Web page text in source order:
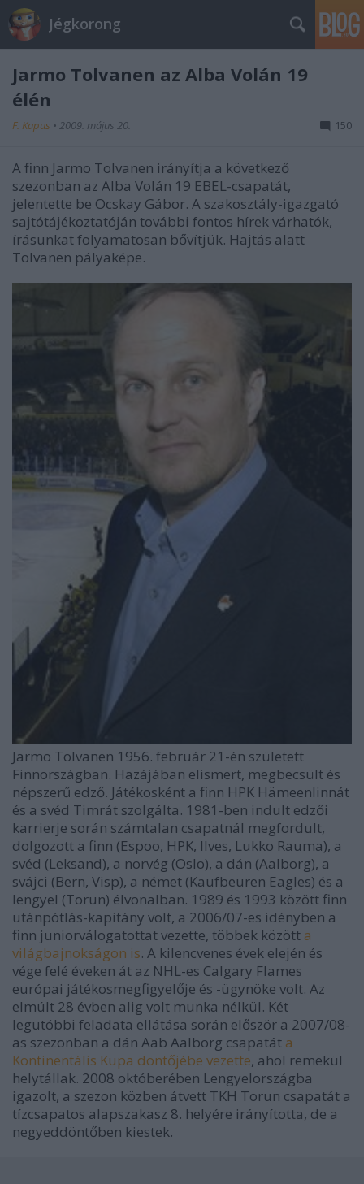
Jégkorong
Jarmo Tolvanen az Alba Volán 19
élén
F. Kapus • 2009. május 20. 150
A finn Jarmo Tolvanen irányítja a következő
szezonban az Alba Volán 19 EBEL-csapatát,
jelentette be Ocskay Gábor. A szakosztály-igazgató
sajtótájékoztatóján további fontos hírek várhatók,
írásunkat folyamatosan bővítjük. Hajtás alatt
Tolvanen pályaképe.
Jarmo Tolvanen 1956. február 21-én született
Finnországban. Hazájában elismert, megbecsült és
népszerű edző. Játékosként a finn HPK Hämeenlinnát
és a svéd Timrát szolgálta. 1981-ben indult edzői
karrierje során számtalan csapatnál megfordult,
dolgozott a finn (Espoo, HPK, Ilves, Lukko Rauma), a
svéd (Leksand), a norvég (Oslo), a dán (Aalborg), a
svájci (Bern, Visp), a német (Kaufbeuren Eagles) és a
lengyel (Torun) élvonalban. 1989 és 1993 között finn
utánpótlás-kapitány volt, a 2006/07-es idényben a
finn juniorválogatottat vezette, többek között a
világbajnokságon is. A kilencvenes évek elején és
vége felé éveken át az NHL-es Calgary Flames
európai játékosmegfigyelője és -ügynöke volt. Az
elmúlt 28 évben alig volt munka nélkül. Két
legutóbbi feladata ellátása során először a 2007/08-
as szezonban a dán Aab Aalborg csapatát a
Kontinentális Kupa döntőjébe vezette, ahol remekül
helytállak. 2008 októberében Lengyelországba
igazolt, a szezon közben átvett TKH Torun csapatát a
tízcsapatos alapszakasz 8. helyére irányította, de a
negyeddöntőben kiestek.